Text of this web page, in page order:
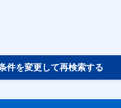
件を変更して再検索する